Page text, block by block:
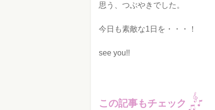
思う、つぶやきでした。
今日も素敵な1日を・・・！
see you!!
この記事もチェック